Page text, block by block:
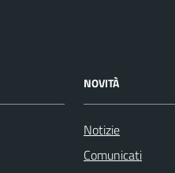
NOVITÀ
Notizie
Comunicati